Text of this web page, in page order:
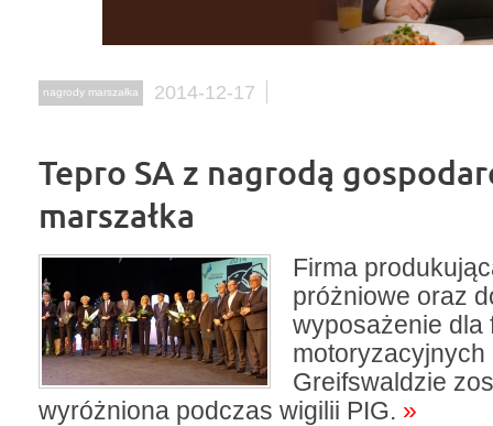
nagrody marszałka 2014-12-17
Tepro SA z nagrodą
marszałka
Firma
próżniowe oraz
wyposażenie dla
motoryzacyjnych
Greifswaldzie
wyróżniona podczas wigilii PIG. »